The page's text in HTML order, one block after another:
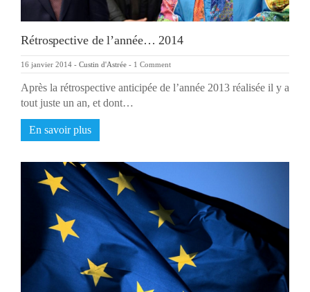
Rétrospective de l’année… 2014
16 janvier 2014 - Custin d'Astrée - 1 Comment
Après la rétrospective anticipée de l’année 2013 réalisée il y a
tout juste un an, et dont…
En savoir plus